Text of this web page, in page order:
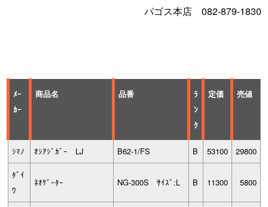
パゴス本店 082-879-1830
ﾒｰ
ｶｰ
商品名 品番
ﾗ
ﾝ
ｸ
定価 売値
ｼﾏﾉ ｵｼｱｼﾞｶﾞｰ LJ B62-1/FS B 53100 29800
ﾀﾞｲ
ﾜ
ﾈｵｹﾞｰﾀｰ NG-300S ｻｲｽﾞ:L B 11300 5800